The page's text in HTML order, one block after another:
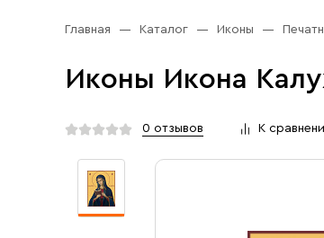
Церковная утварь
Иконы
Услуги
Главная Каталог Иконы
Иконы Икона
0 отзывов К